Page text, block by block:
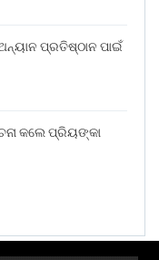
ପ୍ରତିଷ୍ଠାନ ପାଇଁ
କଲେ ପ୍ରିୟଙ୍କା